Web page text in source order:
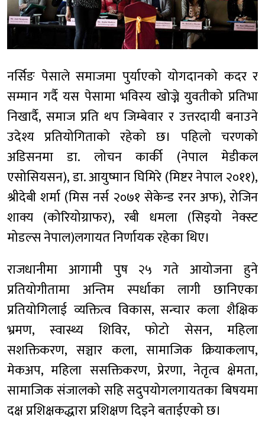
नर्सिङ पेसाले समाजमा पुर्याएको योगदानको कदर र
सम्मान गर्दै यस पेसामा भविस्य खोज्ने युवतीको प्रतिभा
निखार्दै, समाज प्रति थप जिम्बेवार र उत्तरदायी बनाउने
उदेश्य प्रतियोगिताको रहेको छ। पहिलो चरणको
अडिसनमा डा. लोचन कार्की (नेपाल मेडीकल
एसोसियसन), डा. आयुष्मान घिमिरे (मिष्टर नेपाल २०११),
श्रीदेबी शर्मा (मिस नर्स २०७१ सेकेन्ड रनर अफ), रोजिन
शाक्य (कोरियोग्राफर), रबी धमला (सिइयो नेक्स्ट
मोडल्स नेपाल)लगायत निर्णायक रहेका थिए।
राजधानीमा आगामी पुष २५ गते आयोजना हुने
प्रतियोगीतामा अन्तिम स्पर्धाका लागी छानिएका
प्रतियोगिलाई व्यक्तित्व विकास, सन्चार कला शैक्षिक
भ्रमण, स्वास्थ्य शिविर, फोटो सेसन, महिला
सशक्तिकरण, सञ्चार कला, सामाजिक क्रियाकलाप,
मेकअप, महिला ससक्तिकरण, प्रेरणा, नेतृत्व क्षेमता,
सामाजिक संजालको सहि सदुपयोगलगायतका बिषयमा
दक्ष प्रशिक्षकद्धारा प्रशिक्षण दिइने बताईएको छ।